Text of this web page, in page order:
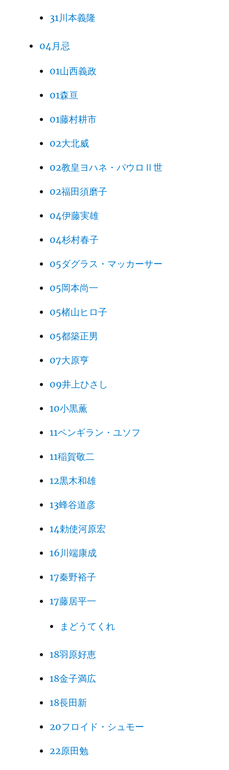
31川本義隆
04月忌
01山西義政
01森亘
01藤村耕市
02大北威
02教皇ヨハネ・パウロⅡ世
02福田須磨子
04伊藤実雄
04杉村春子
05ダグラス・マッカーサー
05岡本尚一
05楮山ヒロ子
05都築正男
07大原亨
09井上ひさし
10小黒薫
11ペンギラン・ユソフ
11稲賀敬二
12黒木和雄
13蜂谷道彦
14勅使河原宏
16川端康成
17秦野裕子
17藤居平一
まどうてくれ
18羽原好恵
18金子満広
18長田新
20フロイド・シュモー
22原田勉